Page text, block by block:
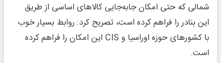
شمالی که حتی امکان جابه‌جایی کالاهای اساسی از طریق
این بنادر را فراهم کرده است، تصریح کرد: روابط بسیار خوب
با کشورهای حوزه اوراسیا و CIS این امکان را فراهم کرده
است.